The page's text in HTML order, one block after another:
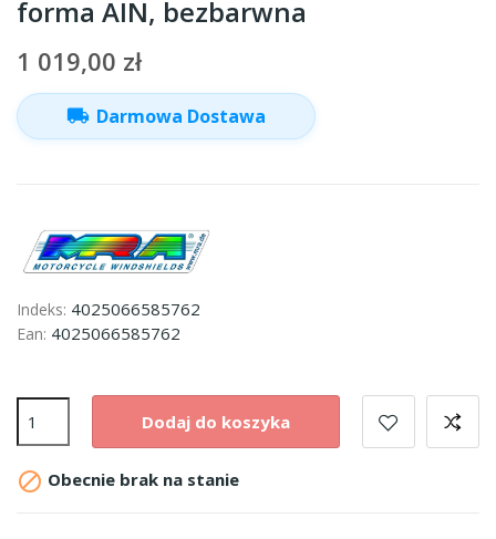
forma AIN, bezbarwna
1 019,00 zł
local_shipping Darmowa Dostawa
Indeks: 4025066585762
Ean: 4025066585762
Dodaj do koszyka
 Obecnie brak na stanie